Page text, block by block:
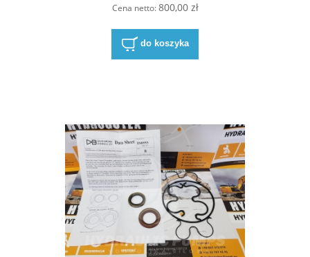
Cena netto:800,00 zł
do koszyka